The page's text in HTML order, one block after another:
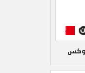
بوكس